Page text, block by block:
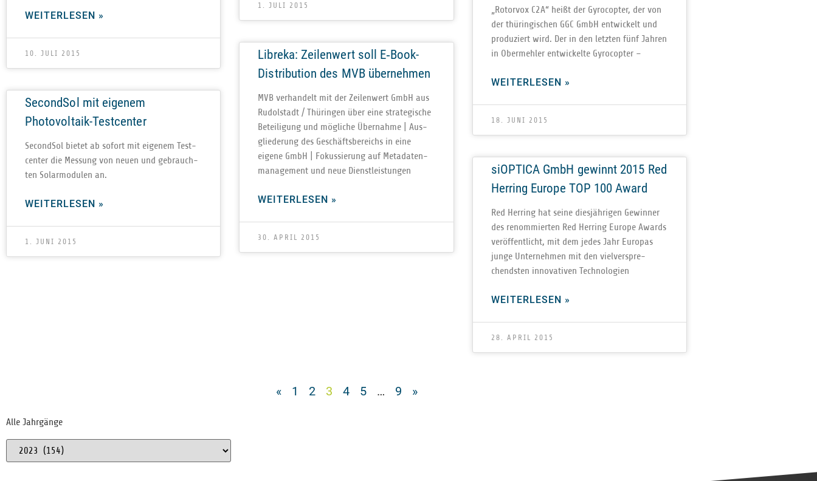
WEITERLESEN »
10. JULI 2015
1. JULI 2015
„Rotor­vox C2A“ heißt der Gyro­c­op­ter, der von
der thü­rin­gi­schen GGC GmbH ent­wi­ckelt und
pro­du­ziert wird. Der in den letz­ten fünf Jah­ren
in Ober­mehler ent­wi­ckelte Gyrocopter –
WEITERLESEN »
18. JUNI 2015
SecondSol mit eigenem
Photovoltaik-Testcenter
Second­Sol bie­tet ab sofort mit eige­nem Test­
cen­ter die Mes­sung von neuen und gebrauch­
ten Solar­mo­du­len an.
WEITERLESEN »
1. JUNI 2015
Libreka: Zeilenwert soll E‑Book-
Distribution des MVB übernehmen
MVB ver­han­delt mit der Zei­len­wert GmbH aus
Rudol­stadt / Thü­rin­gen über eine stra­te­gi­sche
Betei­li­gung und mög­li­che Über­nahme | Aus­
glie­de­rung des Geschäfts­be­reichs in eine
eigene GmbH | Fokus­sie­rung auf Meta­da­ten­
ma­nage­ment und neue Dienstleistungen
WEITERLESEN »
30. APRIL 2015
siOPTICA GmbH gewinnt 2015 Red
Herring Europe TOP 100 Award
Red Her­ring hat seine dies­jäh­ri­gen Gewin­ner
des renom­mier­ten Red Her­ring Europe Awards
ver­öf­fent­licht, mit dem jedes Jahr Euro­pas
junge Unter­neh­men mit den viel­ver­spre­
chends­ten inno­va­ti­ven Technologien
WEITERLESEN »
28. APRIL 2015
« 1 2 3 4 5 … 9 »
Alle Jahrgänge